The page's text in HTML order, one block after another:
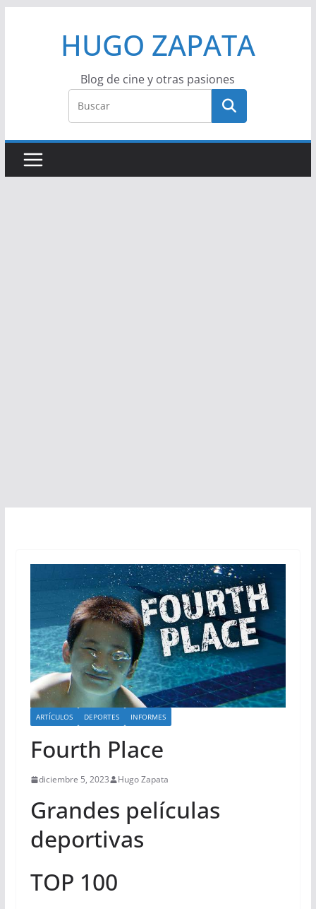
HUGO ZAPATA
Blog de cine y otras pasiones
ARTÍCULOS DEPORTES INFORMES
Fourth Place
diciembre 5, 2023 Hugo Zapata
Grandes películas
deportivas
TOP 100